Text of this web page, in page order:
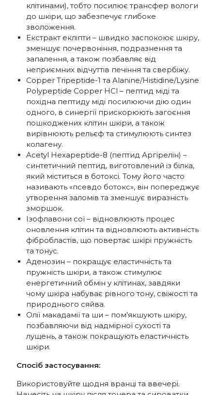
клітинами), тобто посилює трансфер вологи
до шкіри, що забезпечує глибоке
зволоження.
Екстракт екліпти – швидко заспокоює шкіру,
зменшує почервоніння, подразнення та
запалення, а також позбавляє від
неприємних відчуттів печіння та свербіжу.
Copper Tripeptide-1 та Alanine/Histidine/Lysine
Polypeptide Copper HCl – пептид міді та
похідна пептиду міді посилюючи дію один
одного, в синергії прискорюють загоєння
пошкоджених клітин шкіри, а також
вирівнюють рельєф та стимулюють синтез
колагену.
Acetyl Hexapeptide-8 (пептид Аргірелін) –
синтетичний пептид, виготовлений із білка,
який міститься в ботоксі. Тому його часто
називають «псевдо ботокс», він попереджує
утворення заломів та зменшує виразність
зморшок.
Ізофлавони сої – відновлюють процес
оновлення клітин та відновлюють активність
фібробластів, що повертає шкірі пружність
та тонус.
Аденозин – покращує еластичність та
пружність шкіри, а також стимулює
енергетичний обмін у клітинах, завдяки
чому шкіра набуває рівного тону, свіжості та
природнього сяйва.
Олії макадамії та ши – пом’якшують шкіру,
позбавляючи від надмірної сухості та
лущень, а також покращують еластичність
шкіри.
Спосіб застосування:
Використовуйте щодня вранці та ввечері.